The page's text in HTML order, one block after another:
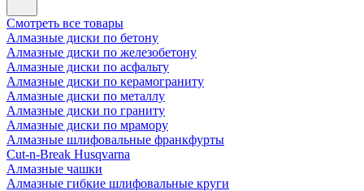
Смотреть все товары
Алмазные диски по бетону
Алмазные диски по железобетону
Алмазные диски по асфальту
Алмазные диски по керамограниту
Алмазные диски по металлу
Алмазные диски по граниту
Алмазные диски по мрамору
Алмазные шлифовальные франкфурты
Cut-n-Break Husqvarna
Алмазные чашки
Алмазные гибкие шлифовальные круги